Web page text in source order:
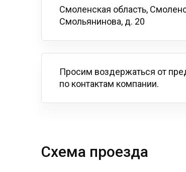
Смоленская область,
Смольянинова, д. 20
Просим воздержаться от
по контактам компании.
Схема проезда